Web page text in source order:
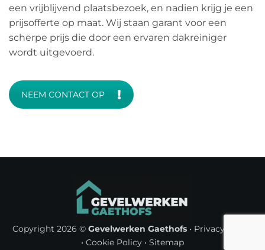
een vrijblijvend plaatsbezoek, en nadien krijg je een
prijsofferte op maat. Wij staan garant voor een
scherpe prijs die door een ervaren dakreiniger
wordt uitgevoerd.
NEEM CONTACT OP
Copyright 2026 © Gevelwerken Gaethofs • Privacy Policy
• Cookie Policy • Sitemap